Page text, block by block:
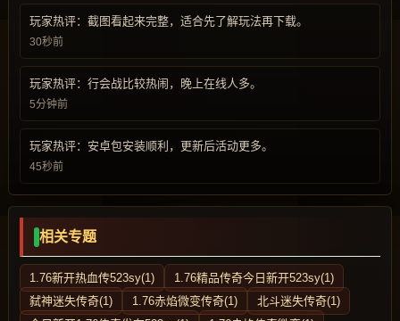
玩家热评：截图看起来完整，适合先了解玩法再下载。
30秒前
玩家热评：行会战比较热闹，晚上在线人多。
5分钟前
玩家热评：安卓包安装顺利，更新后活动更多。
45秒前
相关专题
1.76新开热血传523sy(1)
1.76精品传奇今日新开523sy(1)
弑神迷失传奇(1)
1.76赤焰微变传奇(1)
北斗迷失传奇(1)